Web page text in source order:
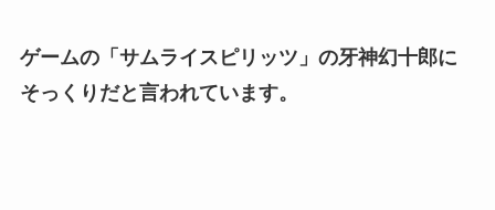
ゲームの「サムライスピリッツ」の牙神幻十郎に
そっくりだと言われています。